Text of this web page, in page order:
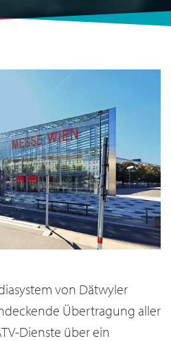
von Dätwyler
Übertragung aller
Dienste über ein